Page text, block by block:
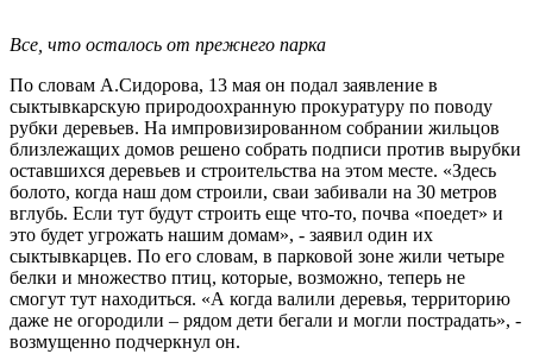
Все, что осталось от прежнего парка
По словам А.Сидорова, 13 мая он подал заявление в
сыктывкарскую природоохранную прокуратуру по поводу
рубки деревьев. На импровизированном собрании жильцов
близлежащих домов решено собрать подписи против вырубки
оставшихся деревьев и строительства на этом месте. «Здесь
болото, когда наш дом строили, сваи забивали на 30 метров
вглубь. Если тут будут строить еще что-то, почва «поедет» и
это будет угрожать нашим домам», - заявил один их
сыктывкарцев. По его словам, в парковой зоне жили четыре
белки и множество птиц, которые, возможно, теперь не
смогут тут находиться. «А когда валили деревья, территорию
даже не огородили – рядом дети бегали и могли пострадать», -
возмущенно подчеркнул он.